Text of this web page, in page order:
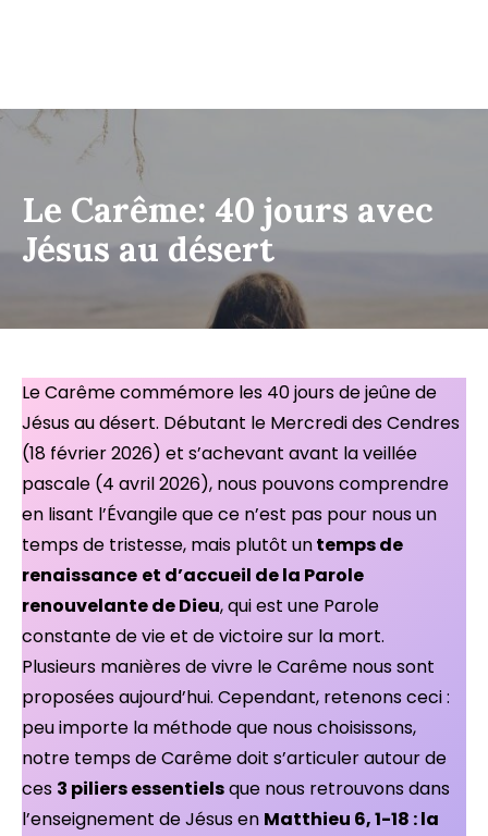
Le Carême: 40 jours avec
Jésus au désert
Le Carême commémore les 40 jours de jeûne de
Jésus au désert. Débutant le Mercredi des Cendres
(18 février 2026) et s’achevant avant la veillée
pascale (4 avril 2026), nous pouvons comprendre
en lisant l’Évangile que ce n’est pas pour nous un
temps de tristesse, mais plutôt untemps de
renaissance et d’accueil de la Parole
renouvelante de Dieu, qui est une Parole
constante de vie et de victoire sur la mort.
Plusieurs manières de vivre le Carême nous sont
proposées aujourd’hui. Cependant, retenons ceci :
peu importe la méthode que nous choisissons,
notre temps de Carême doit s’articuler autour de
ces 3 piliers essentielsque nous retrouvons dans
l’enseignement de Jésus en Matthieu 6, 1-18 : la